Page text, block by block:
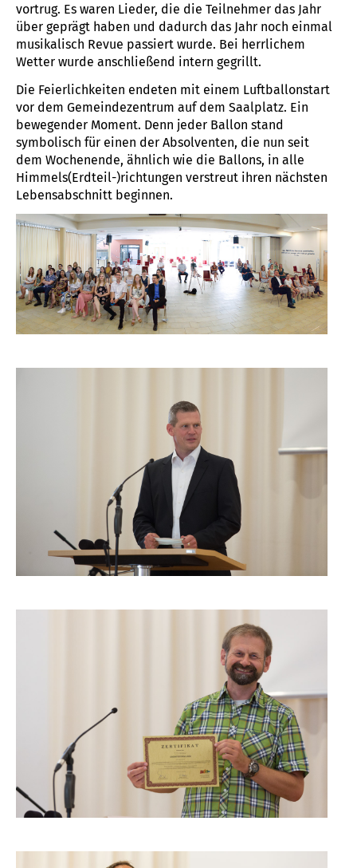
vortrug. Es waren Lieder, die die Teilnehmer das Jahr
über geprägt haben und dadurch das Jahr noch einmal
musikalisch Revue passiert wurde. Bei herrlichem
Wetter wurde anschließend intern gegrillt.
Die Feierlichkeiten endeten mit einem Luftballonstart
vor dem Gemeindezentrum auf dem Saalplatz. Ein
bewegender Moment. Denn jeder Ballon stand
symbolisch für einen der Absolventen, die nun seit
dem Wochenende, ähnlich wie die Ballons, in alle
Himmels(Erdteil-)richtungen verstreut ihren nächsten
Lebensabschnitt beginnen.